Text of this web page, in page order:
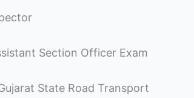
Section Officer Exam
Gujarat State Road Transport